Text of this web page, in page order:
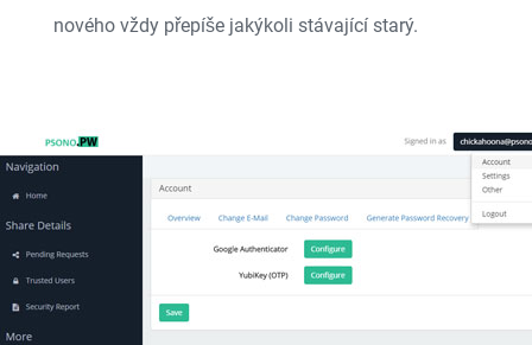
nového vždy přepíše jakýkoli stávající starý.